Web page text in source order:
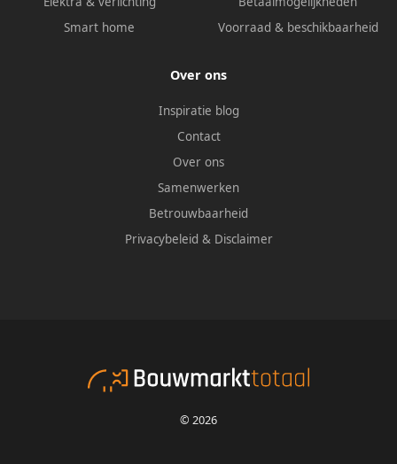
Smart home
Voorraad & beschikbaarheid
Over ons
Inspiratie blog
Contact
Over ons
Samenwerken
Betrouwbaarheid
Privacybeleid & Disclaimer
© 2026